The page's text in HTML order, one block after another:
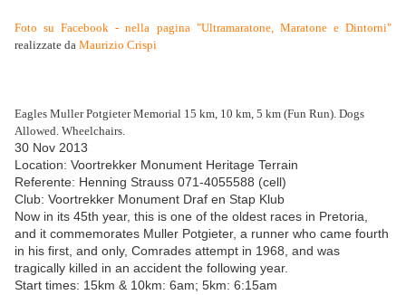
Foto su Facebook - nella pagina "Ultramaratone, Maratone e Dintorni"
realizzate da Maurizio Crispi
Eagles Muller Potgieter Memorial 15 km, 10 km, 5 km (Fun Run). Dogs
Allowed. Wheelchairs.
30 Nov 2013
Location: Voortrekker Monument Heritage Terrain
Referente: Henning Strauss 071-4055588 (cell)
Club: Voortrekker Monument Draf en Stap Klub
Now in its 45th year, this is one of the oldest races in Pretoria,
and it commemorates Muller Potgieter, a runner who came fourth
in his first, and only, Comrades attempt in 1968, and was
tragically killed in an accident the following year.
Start times: 15km & 10km: 6am; 5km: 6:15am